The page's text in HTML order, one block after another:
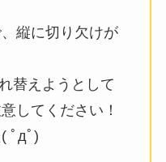
縦に切り欠けが
替えようとして
してください！
ﾟдﾟ)